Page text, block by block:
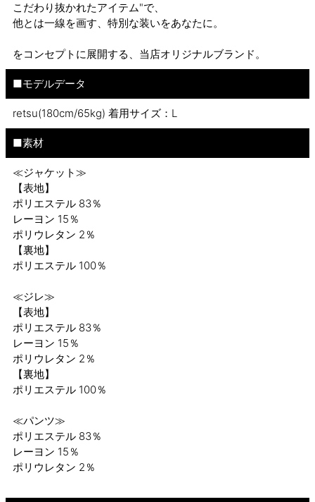
こだわり抜かれたアイテム"で、
他とは一線を画す、特別な装いをあなたに。
をコンセプトに展開する、当店オリジナルブランド。
■モデルデータ
retsu(180cm/65kg) 着用サイズ：L
■素材
≪ジャケット≫
【表地】
ポリエステル 83％
レーヨン 15％
ポリウレタン 2％
【裏地】
ポリエステル 100％
≪ジレ≫
【表地】
ポリエステル 83％
レーヨン 15％
ポリウレタン 2％
【裏地】
ポリエステル 100％
≪パンツ≫
ポリエステル 83％
レーヨン 15％
ポリウレタン 2％